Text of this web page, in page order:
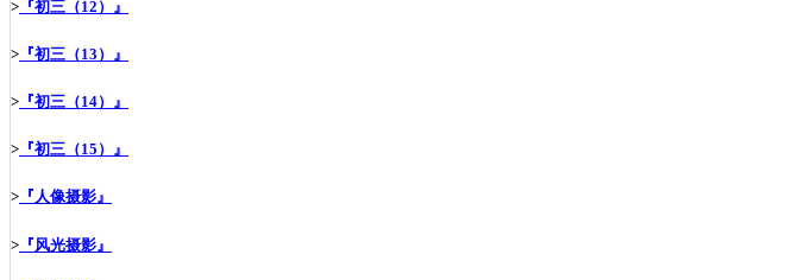
> 『初三（12）』
> 『初三（13）』
> 『初三（14）』
> 『初三（15）』
> 『人像摄影』
> 『风光摄影』